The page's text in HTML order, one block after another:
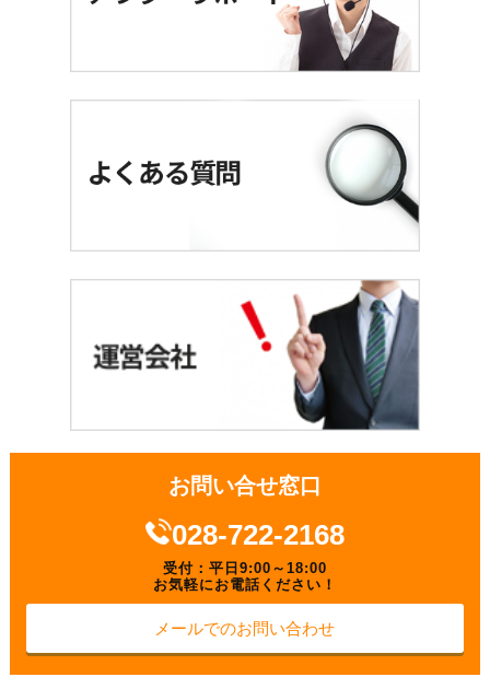
お問い合せ窓口
028-722-2168
受付：平日9:00～18:00
お気軽にお電話ください！
メールでのお問い合わせ